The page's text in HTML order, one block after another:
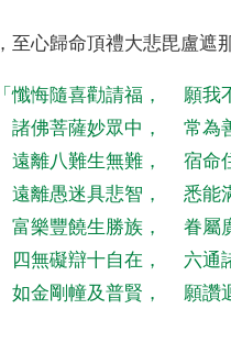
，至心歸命頂禮大悲毘盧遮
「懺悔隨喜勸請福 ，
願我
諸佛菩薩妙眾中 ，
常為
遠離八難生無難 ，
宿命
遠離愚迷具悲智 ，
悉能
富樂豐饒生勝族 ，
眷屬
四無礙辯十自在 ，
六通
如金剛幢及普賢 ， 願讚